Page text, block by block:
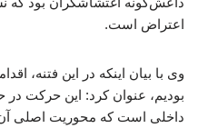
اعتراض است.
وی با بیان اینکه در این فتنه،
بودیم، عنوان کرد: این حرکت
داخلی است که محوریت اصلی